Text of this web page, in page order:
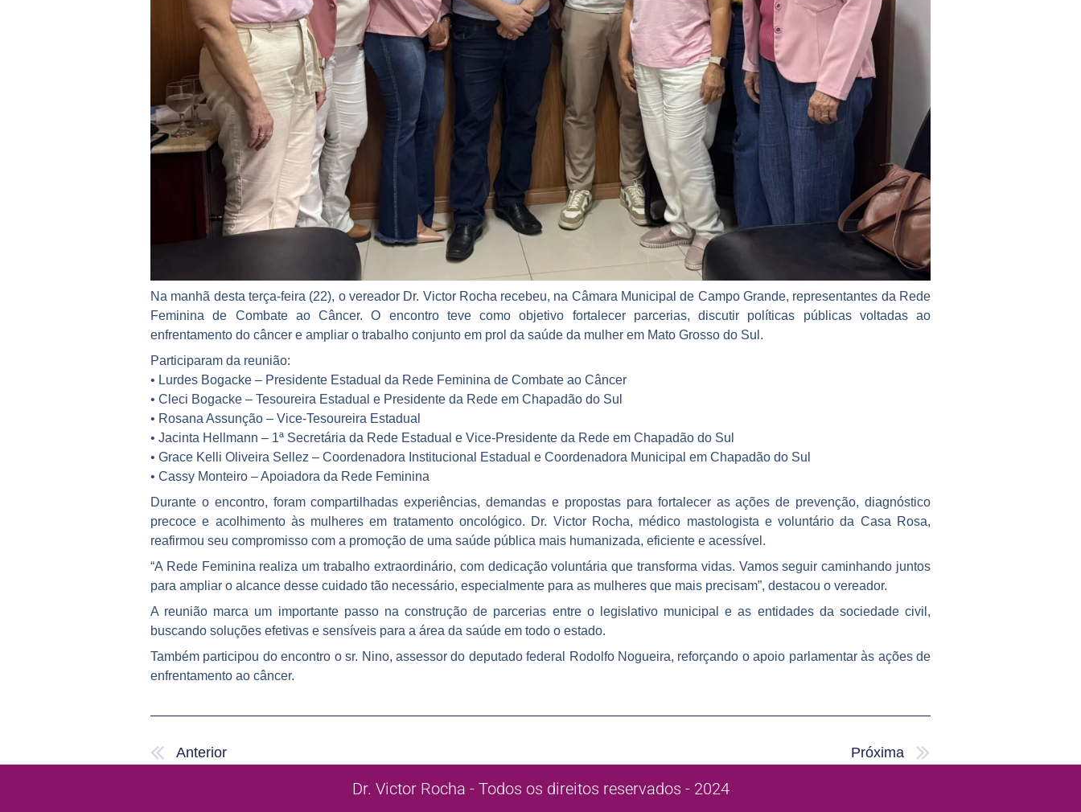
Na manhã desta terça-feira (22), o vereador Dr. Victor Rocha recebeu, na Câmara Municipal de Campo Grande, representantes da Rede
Feminina de Combate ao Câncer. O encontro teve como objetivo fortalecer parcerias, discutir políticas públicas voltadas ao
enfrentamento do câncer e ampliar o trabalho conjunto em prol da saúde da mulher em Mato Grosso do Sul.
Participaram da reunião:
• Lurdes Bogacke – Presidente Estadual da Rede Feminina de Combate ao Câncer
• Cleci Bogacke – Tesoureira Estadual e Presidente da Rede em Chapadão do Sul
• Rosana Assunção – Vice-Tesoureira Estadual
• Jacinta Hellmann – 1ª Secretária da Rede Estadual e Vice-Presidente da Rede em Chapadão do Sul
• Grace Kelli Oliveira Sellez – Coordenadora Institucional Estadual e Coordenadora Municipal em Chapadão do Sul
• Cassy Monteiro – Apoiadora da Rede Feminina
Durante o encontro, foram compartilhadas experiências, demandas e propostas para fortalecer as ações de prevenção, diagnóstico
precoce e acolhimento às mulheres em tratamento oncológico. Dr. Victor Rocha, médico mastologista e voluntário da Casa Rosa,
reafirmou seu compromisso com a promoção de uma saúde pública mais humanizada, eficiente e acessível.
“A Rede Feminina realiza um trabalho extraordinário, com dedicação voluntária que transforma vidas. Vamos seguir caminhando juntos
para ampliar o alcance desse cuidado tão necessário, especialmente para as mulheres que mais precisam”, destacou o vereador.
A reunião marca um importante passo na construção de parcerias entre o legislativo municipal e as entidades da sociedade civil,
buscando soluções efetivas e sensíveis para a área da saúde em todo o estado.
Também participou do encontro o sr. Nino, assessor do deputado federal Rodolfo Nogueira, reforçando o apoio parlamentar às ações de
enfrentamento ao câncer.
Anterior Próxima
Dr. Victor Rocha - Todos os direitos reservados - 2024